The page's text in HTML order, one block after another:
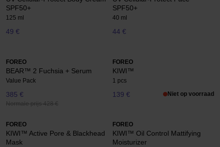
SPF50+
125 ml
49 €
SPF50+
40 ml
44 €
FOREO
BEAR™ 2 Fuchsia + Serum
Value Pack
385 €
Normale prijs 428 €
FOREO
KIWI™
1 pcs
139 € Niet op voorraad
FOREO
KIWI™ Active Pore & Blackhead
Mask
FOREO
KIWI™ Oil Control Mattifying
Moisturizer